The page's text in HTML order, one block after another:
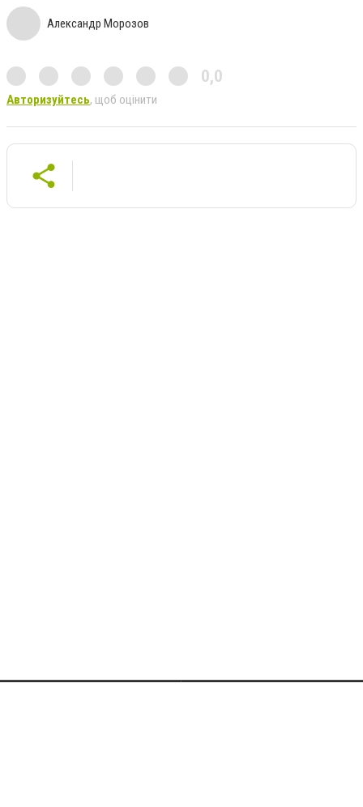
Александр Морозов
0,0
Авторизуйтесь, щоб оцінити